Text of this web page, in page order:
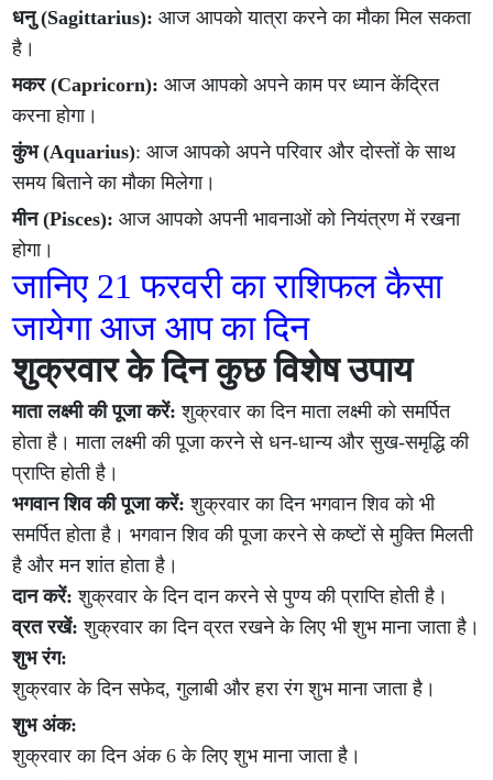
धनु (Sagittarius): आज आपको यात्रा करने का मौका मिल सकता
है।
मकर (Capricorn): आज आपको अपने काम पर ध्यान केंद्रित
करना होगा।
कुंभ (Aquarius): आज आपको अपने परिवार और दोस्तों के साथ
समय बिताने का मौका मिलेगा।
मीन (Pisces): आज आपको अपनी भावनाओं को नियंत्रण में रखना
होगा।
जानिए 21 फरवरी का राशिफल कैसा
जायेगा आज आप का दिन
शुक्रवार के दिन कुछ विशेष उपाय
माता लक्ष्मी की पूजा करें: शुक्रवार का दिन माता लक्ष्मी को समर्पित
होता है। माता लक्ष्मी की पूजा करने से धन-धान्य और सुख-समृद्धि की
प्राप्ति होती है।
भगवान शिव की पूजा करें: शुक्रवार का दिन भगवान शिव को भी
समर्पित होता है। भगवान शिव की पूजा करने से कष्टों से मुक्ति मिलती
है और मन शांत होता है।
दान करें: शुक्रवार के दिन दान करने से पुण्य की प्राप्ति होती है।
व्रत रखें:शुक्रवार का दिन व्रत रखने के लिए भी शुभ माना जाता है।
शुभ रंग:
शुक्रवार के दिन सफेद, गुलाबी और हरा रंग शुभ माना जाता है।
शुभ अंक:
शुक्रवार का दिन अंक 6 के लिए शुभ माना जाता है।